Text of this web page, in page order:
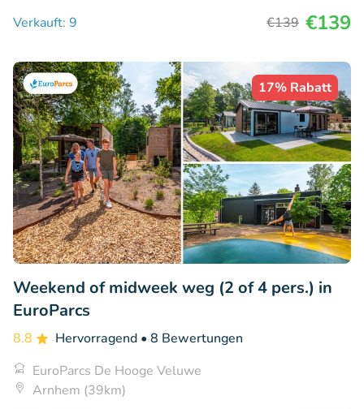
Verkauft: 9
€139 €139
17% Rabatt
Weekend of midweek weg (2 of 4 pers.) in
EuroParcs
8.8 Hervorragend • 8 Bewertungen
EuroParcs De Hooge Veluwe
Arnhem (39km)